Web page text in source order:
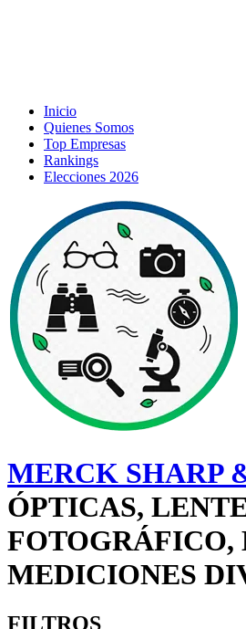
Inicio
Quienes Somos
Top Empresas
Rankings
Elecciones 2026
MERCK SHARP
ÓPTICAS,
FOTOGRÁFICO,
MEDICIONES
FILTROS